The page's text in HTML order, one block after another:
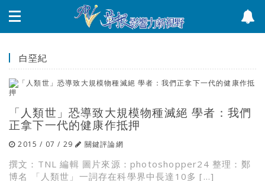
白堊紀
「人類世」恐導致大規模物種滅絕 學者：我們
正拿下一代的健康作抵押
2015 / 07 / 29 關鍵評論網
撰文：TNL 編輯 圖片來源：photoshopper24 整理：鄭
博名 「人類世」一詞存在科學界中長達10多 […]